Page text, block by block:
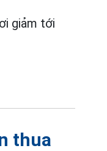
giảm tới
thua